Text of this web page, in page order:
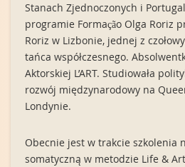
Stanach Zjednoczonych i
programie Formação Olga Roriz
Roriz w Lizbonie, jednej z
tańca współczesnego.
Aktorskiej L’ART. Studiowała
rozwój międzynarodowy na
Londynie.
Obecnie jest w trakcie szkolenia
somatyczną w metodzie Life &